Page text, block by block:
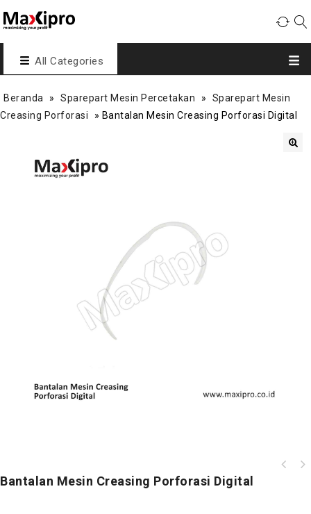
All Categories
Beranda » Sparepart Mesin Percetakan »
Sparepart Mesin
Creasing Porforasi
» Bantalan Mesin Creasing Porforasi Digital
Bantalan Mesin Creasing Porforasi Digital